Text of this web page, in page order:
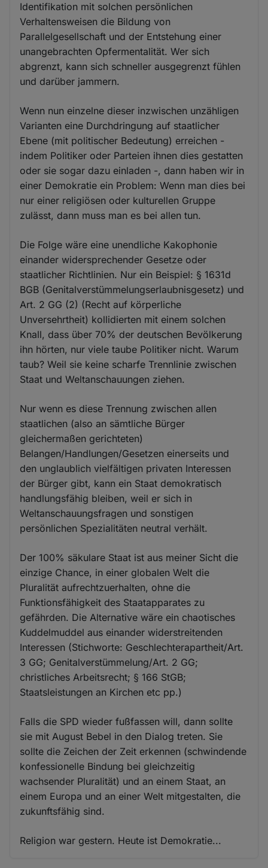
Identifikation mit solchen persönlichen
Verhaltensweisen die Bildung von
Parallelgesellschaft und der Entstehung einer
unangebrachten Opfermentalität. Wer sich
abgrenzt, kann sich schneller ausgegrenzt fühlen
und darüber jammern.
Wenn nun einzelne dieser inzwischen unzähligen
Varianten eine Durchdringung auf staatlicher
Ebene (mit politischer Bedeutung) erreichen -
indem Politiker oder Parteien ihnen dies gestatten
oder sie sogar dazu einladen -, dann haben wir in
einer Demokratie ein Problem: Wenn man dies bei
nur einer religiösen oder kulturellen Gruppe
zulässt, dann muss man es bei allen tun.
Die Folge wäre eine unendliche Kakophonie
einander widersprechender Gesetze oder
staatlicher Richtlinien. Nur ein Beispiel: § 1631d
BGB (Genitalverstümmelungserlaubnisgesetz) und
Art. 2 GG (2) (Recht auf körperliche
Unversehrtheit) kollidierten mit einem solchen
Knall, dass über 70% der deutschen Bevölkerung
ihn hörten, nur viele taube Politiker nicht. Warum
taub? Weil sie keine scharfe Trennlinie zwischen
Staat und Weltanschauungen ziehen.
Nur wenn es diese Trennung zwischen allen
staatlichen (also an sämtliche Bürger
gleichermaßen gerichteten)
Belangen/Handlungen/Gesetzen einerseits und
den unglaublich vielfältigen privaten Interessen
der Bürger gibt, kann ein Staat demokratisch
handlungsfähig bleiben, weil er sich in
Weltanschauungsfragen und sonstigen
persönlichen Spezialitäten neutral verhält.
Der 100% säkulare Staat ist aus meiner Sicht die
einzige Chance, in einer globalen Welt die
Pluralität aufrechtzuerhalten, ohne die
Funktionsfähigkeit des Staatapparates zu
gefährden. Die Alternative wäre ein chaotisches
Kuddelmuddel aus einander widerstreitenden
Interessen (Stichworte: Geschlechterapartheit/Art.
3 GG; Genitalverstümmelung/Art. 2 GG;
christliches Arbeitsrecht; § 166 StGB;
Staatsleistungen an Kirchen etc pp.)
Falls die SPD wieder fußfassen will, dann sollte
sie mit August Bebel in den Dialog treten. Sie
sollte die Zeichen der Zeit erkennen (schwindende
konfessionelle Bindung bei gleichzeitig
wachsender Pluralität) und an einem Staat, an
einem Europa und an einer Welt mitgestalten, die
zukunftsfähig sind.
Religion war gestern. Heute ist Demokratie...